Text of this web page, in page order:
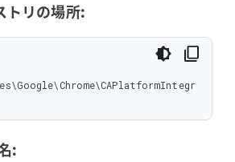
トリの場所:
: